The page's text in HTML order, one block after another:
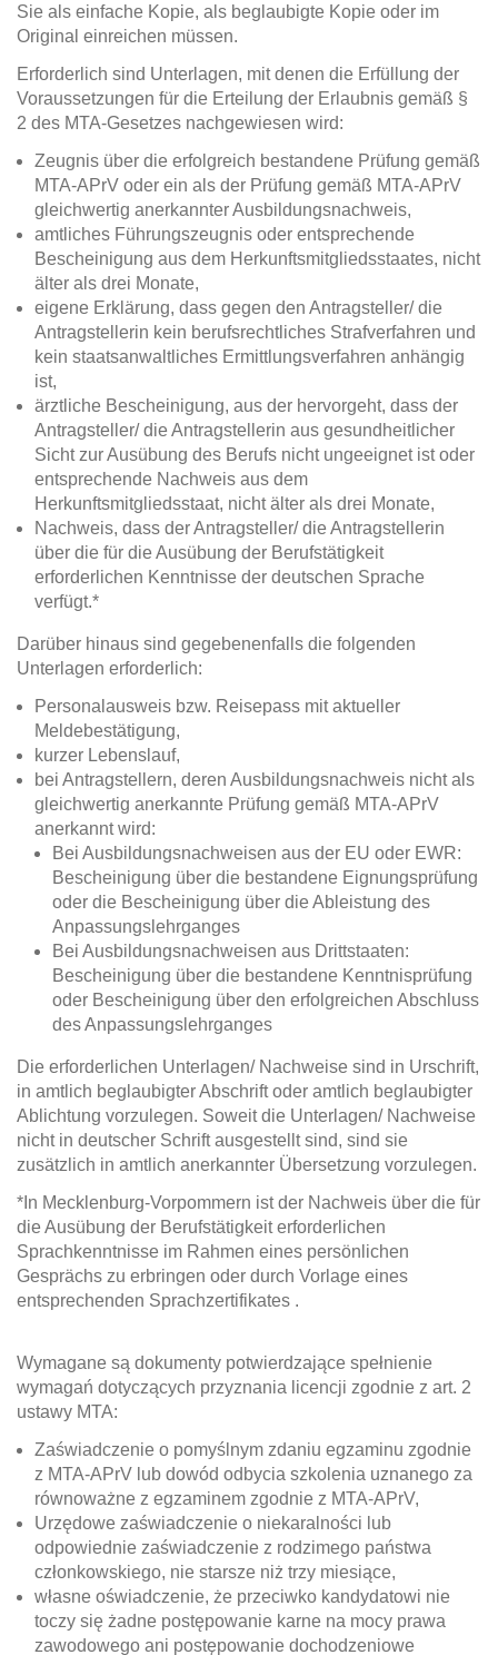
Sie als einfache Kopie, als beglaubigte Kopie oder im
Original einreichen müssen.
Erforderlich sind Unterlagen, mit denen die Erfüllung der
Voraussetzungen für die Erteilung der Erlaubnis gemäß §
2 des MTA-Gesetzes nachgewiesen wird:
Zeugnis über die erfolgreich bestandene Prüfung gemäß
MTA-APrV oder ein als der Prüfung gemäß MTA-APrV
gleichwertig anerkannter Ausbildungsnachweis,
amtliches Führungszeugnis oder entsprechende
Bescheinigung aus dem Herkunftsmitgliedsstaates, nicht
älter als drei Monate,
eigene Erklärung, dass gegen den Antragsteller/ die
Antragstellerin kein berufsrechtliches Strafverfahren und
kein staatsanwaltliches Ermittlungsverfahren anhängig
ist,
ärztliche Bescheinigung, aus der hervorgeht, dass der
Antragsteller/ die Antragstellerin aus gesundheitlicher
Sicht zur Ausübung des Berufs nicht ungeeignet ist oder
entsprechende Nachweis aus dem
Herkunftsmitgliedsstaat, nicht älter als drei Monate,
Nachweis, dass der Antragsteller/ die Antragstellerin
über die für die Ausübung der Berufstätigkeit
erforderlichen Kenntnisse der deutschen Sprache
verfügt.*
Darüber hinaus sind gegebenenfalls die folgenden
Unterlagen erforderlich:
Personalausweis bzw. Reisepass mit aktueller
Meldebestätigung,
kurzer Lebenslauf,
bei Antragstellern, deren Ausbildungsnachweis nicht als
gleichwertig anerkannte Prüfung gemäß MTA-APrV
anerkannt wird:
Bei Ausbildungsnachweisen aus der EU oder EWR:
Bescheinigung über die bestandene Eignungsprüfung
oder die Bescheinigung über die Ableistung des
Anpassungslehrganges
Bei Ausbildungsnachweisen aus Drittstaaten:
Bescheinigung über die bestandene Kenntnisprüfung
oder Bescheinigung über den erfolgreichen Abschluss
des Anpassungslehrganges
Die erforderlichen Unterlagen/ Nachweise sind in Urschrift,
in amtlich beglaubigter Abschrift oder amtlich beglaubigter
Ablichtung vorzulegen. Soweit die Unterlagen/ Nachweise
nicht in deutscher Schrift ausgestellt sind, sind sie
zusätzlich in amtlich anerkannter Übersetzung vorzulegen.
*In Mecklenburg-Vorpommern ist der Nachweis über die für
die Ausübung der Berufstätigkeit erforderlichen
Sprachkenntnisse im Rahmen eines persönlichen
Gesprächs zu erbringen oder durch Vorlage eines
entsprechenden Sprachzertifikates .
Wymagane są dokumenty potwierdzające spełnienie
wymagań dotyczących przyznania licencji zgodnie z art. 2
ustawy MTA:
Zaświadczenie o pomyślnym zdaniu egzaminu zgodnie
z MTA-APrV lub dowód odbycia szkolenia uznanego za
równoważne z egzaminem zgodnie z MTA-APrV,
Urzędowe zaświadczenie o niekaralności lub
odpowiednie zaświadczenie z rodzimego państwa
członkowskiego, nie starsze niż trzy miesiące,
własne oświadczenie, że przeciwko kandydatowi nie
toczy się żadne postępowanie karne na mocy prawa
zawodowego ani postępowanie dochodzeniowe